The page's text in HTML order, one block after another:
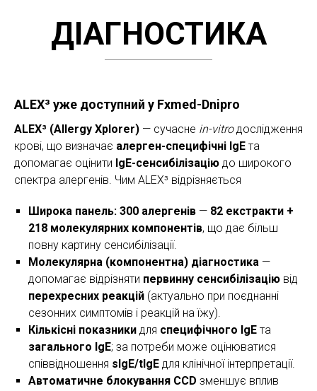
ДІАГНОСТИКА
ALEX³ уже доступний у Fxmed-Dnipro
ALEX³ (Allergy Xplorer) — сучасне in-vitroдослідження
крові, що визначає алерген-специфічні IgE та
допомагає оцінити IgE-сенсибілізацію до широкого
спектра алергенів. Чим ALEX³ відрізняється
Широка панель: 300 алергенів — 82 екстракти +
218 молекулярних компонентів, що дає більш
повну картину сенсибілізації.
Молекулярна (компонентна) діагностика —
допомагає відрізняти первинну сенсибілізацію від
перехресних реакцій (актуально при поєднанні
сезонних симптомів і реакцій на їжу).
Кількісні показники для специфічного IgE та
загального IgE; за потреби може оцінюватися
співвідношення sIgE/tIgE для клінічної інтерпретації.
Автоматичне блокування CCD зменшує вплив